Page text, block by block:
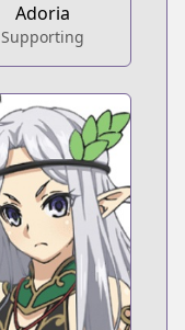
Adoria
Supporting